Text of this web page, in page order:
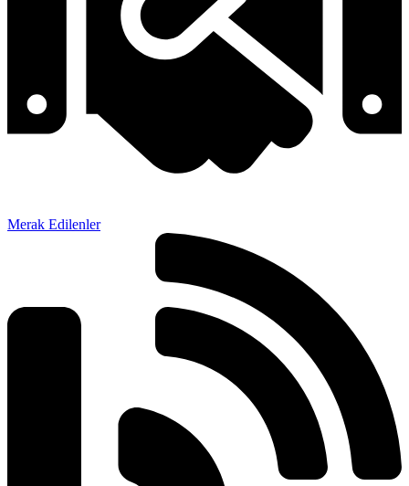
Merak Edilenler